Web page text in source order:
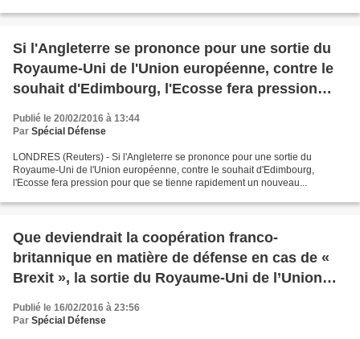
Si l'Angleterre se prononce pour une sortie du
Royaume-Uni de l'Union européenne, contre le
souhait d'Edimbourg, l'Ecosse fera pression
référendum sur la question de son
Publié le 20/02/2016 à 13:44
Par Spécial Défense
LONDRES (Reuters) - Si l'Angleterre se prononce pour une sortie du
Royaume-Uni de l'Union européenne, contre le souhait d'Edimbourg,
l'Ecosse fera pression pour que se tienne rapidement un nouveau...
Que deviendrait la coopération franco-
britannique en matière de défense en cas de «
Brexit », la sortie du Royaume-Uni de l’Union
Publié le 16/02/2016 à 23:56
Par Spécial Défense